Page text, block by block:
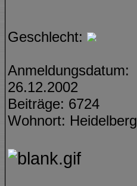
Geschlecht:
Anmeldungsdatum:
26.12.2002
Beiträge: 6724
Wohnort: Heidelberg